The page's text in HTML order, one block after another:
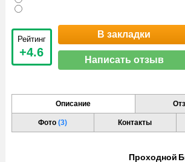
Рейтинг
+4.6
В закладки
Написать отзыв
Описание
Фото(3) Контакты
Проходной